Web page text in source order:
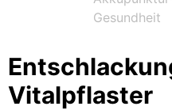
Vitalpflaster